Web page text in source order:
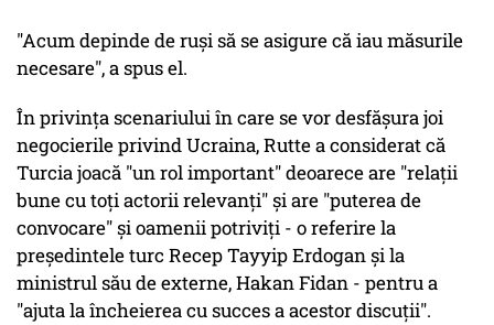
"Acum depinde de ruşi să se asigure că iau măsurile
necesare", a spus el.
În privinţa scenariului în care se vor desfăşura joi
negocierile privind Ucraina, Rutte a considerat că
Turcia joacă "un rol important" deoarece are "relaţii
bune cu toţi actorii relevanţi" şi are "puterea de
convocare" şi oamenii potriviţi - o referire la
preşedintele turc Recep Tayyip Erdogan şi la
ministrul său de externe, Hakan Fidan - pentru a
"ajuta la încheierea cu succes a acestor discuţii".